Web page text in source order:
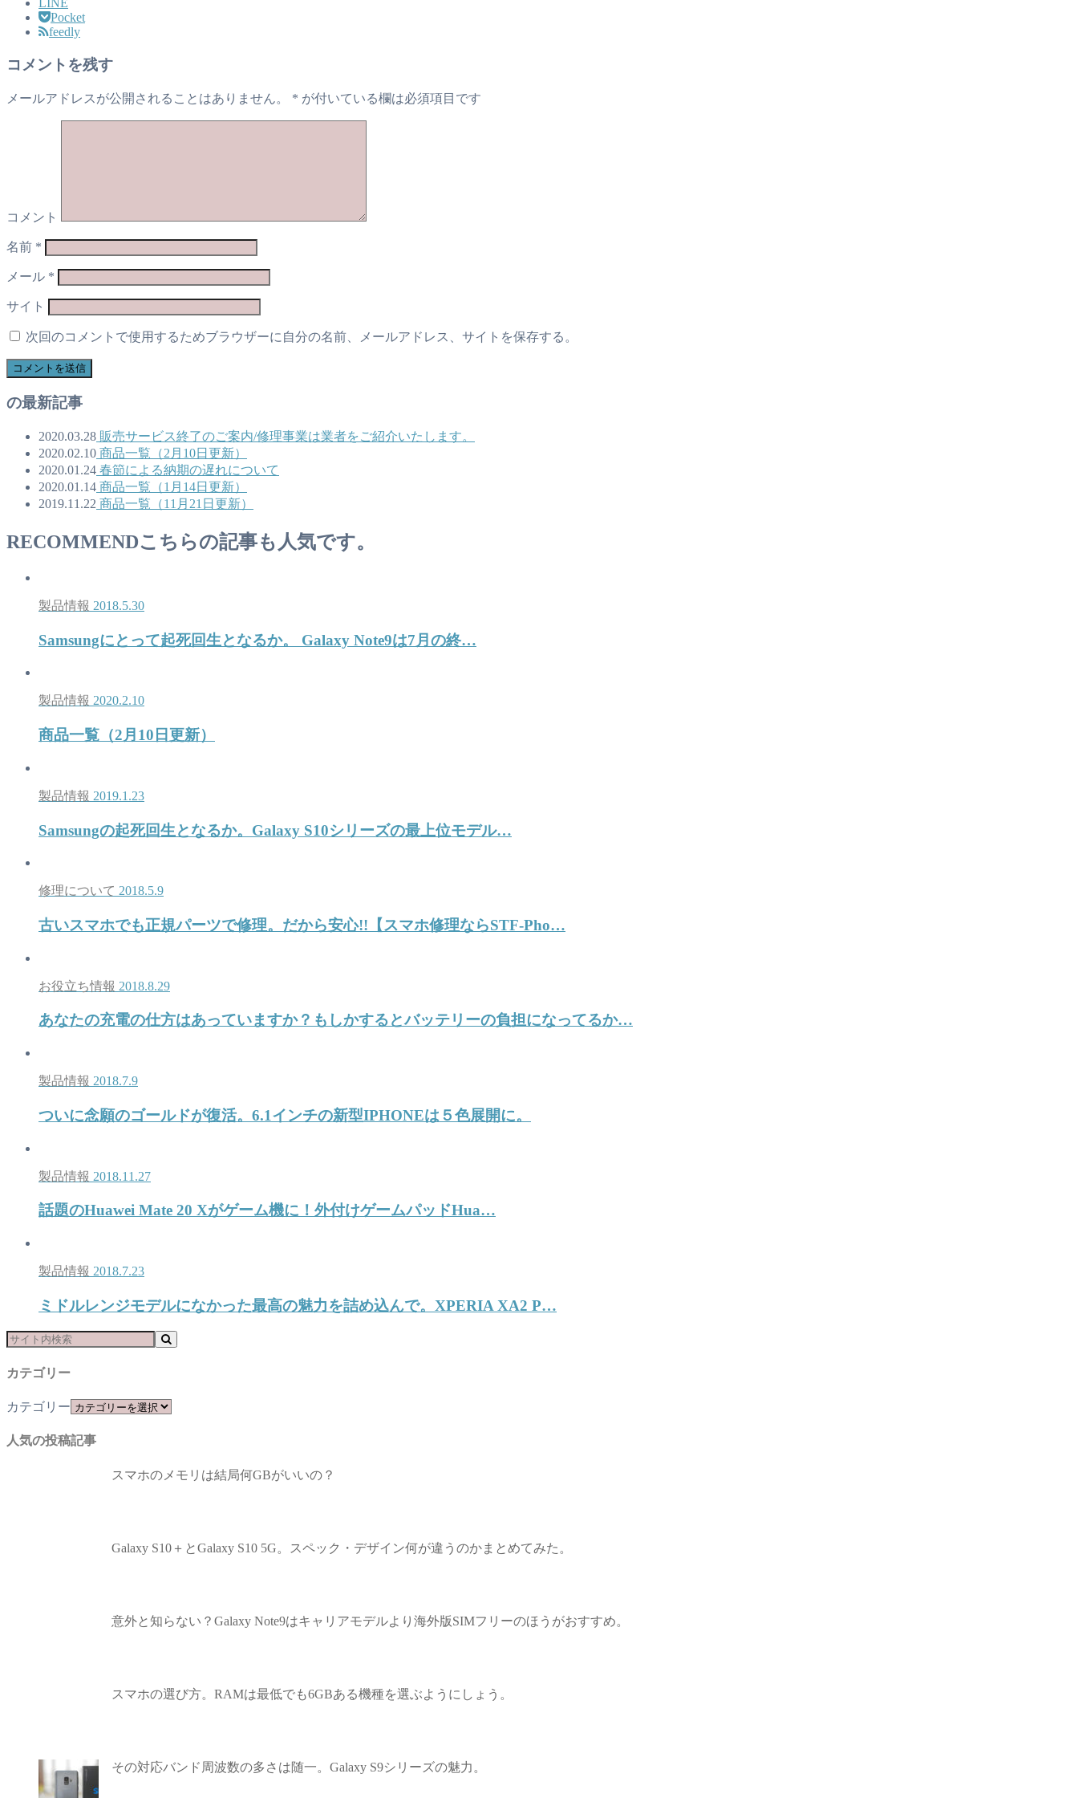
LINE
Pocket
feedly
コメントを残す
メールアドレスが公開されることはありません。 * が付いている欄は必須項目です
コメント
名前 *
メール *
サイト
次回のコメントで使用するためブラウザーに自分の名前、メールアドレス、サイトを保存する。
の最新記事
2020.03.28 販売サービス終了のご案内/修理事業は業者をご紹介いたします。
2020.02.10 商品一覧（2月10日更新）
2020.01.24 春節による納期の遅れについて
2020.01.14 商品一覧（1月14日更新）
2019.11.22 商品一覧（11月21日更新）
RECOMMENDこちらの記事も人気です。
製品情報 2018.5.30
Samsungにとって起死回生となるか。 Galaxy Note9は7月の終…
製品情報 2020.2.10
商品一覧（2月10日更新）
製品情報 2019.1.23
Samsungの起死回生となるか。Galaxy S10シリーズの最上位モデル…
修理について 2018.5.9
古いスマホでも正規パーツで修理。だから安心!!【スマホ修理ならSTF-Pho…
お役立ち情報 2018.8.29
あなたの充電の仕方はあっていますか？もしかするとバッテリーの負担になってるか…
製品情報 2018.7.9
ついに念願のゴールドが復活。6.1インチの新型IPHONEは５色展開に。
製品情報 2018.11.27
話題のHuawei Mate 20 Xがゲーム機に！外付けゲームパッドHua…
製品情報 2018.7.23
ミドルレンジモデルになかった最高の魅力を詰め込んで。XPERIA XA2 P…
カテゴリー
カテゴリー
人気の投稿記事
スマホのメモリは結局何GBがいいの？
Galaxy S10＋とGalaxy S10 5G。スペック・デザイン何が違うのかまとめてみた。
意外と知らない？Galaxy Note9はキャリアモデルより海外版SIMフリーのほうがおすすめ。
スマホの選び方。RAMは最低でも6GBある機種を選ぶようにしょう。
その対応バンド周波数の多さは随一。Galaxy S9シリーズの魅力。